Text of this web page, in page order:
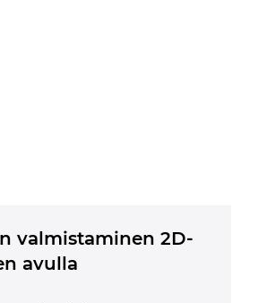
valmistaminen 2D-
avulla